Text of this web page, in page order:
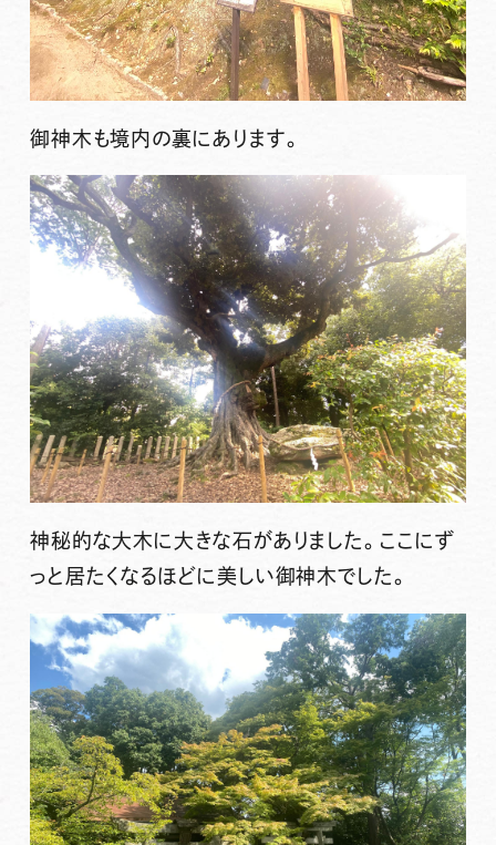
御神木も境内の裏にあります。
神秘的な大木に大きな石がありました。ここにず
っと居たくなるほどに美しい御神木でした。